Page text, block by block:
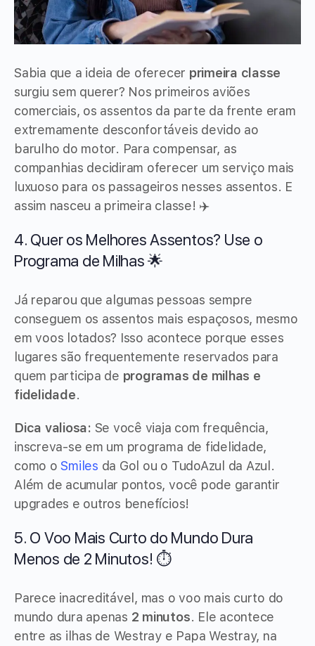
Sabia que a ideia de oferecer primeira classe
surgiu sem querer? Nos primeiros aviões
comerciais, os assentos da parte da frente eram
extremamente desconfortáveis devido ao
barulho do motor. Para compensar, as
companhias decidiram oferecer um serviço mais
luxuoso para os passageiros nesses assentos. E
assim nasceu a primeira classe! ✈️
4. Quer os Melhores Assentos? Use o
Programa de Milhas 🌟
Já reparou que algumas pessoas sempre
conseguem os assentos mais espaçosos, mesmo
em voos lotados? Isso acontece porque esses
lugares são frequentemente reservados para
quem participa de programas de milhas e
fidelidade.
Dica valiosa: Se você viaja com frequência,
inscreva-se em um programa de fidelidade,
como oSmiles da Gol ou o TudoAzul da Azul.
Além de acumular pontos, você pode garantir
upgrades e outros benefícios!
5. O Voo Mais Curto do Mundo Dura
Menos de 2 Minutos! ⏱️
Parece inacreditável, mas o voo mais curto do
mundo dura apenas 2 minutos. Ele acontece
entre as ilhas de Westray e Papa Westray, na